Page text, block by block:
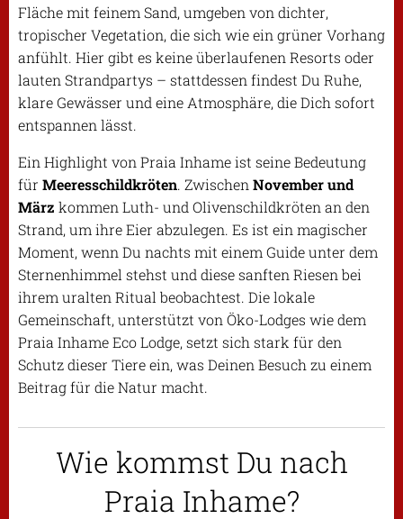
Fläche mit feinem Sand, umgeben von dichter,
tropischer Vegetation, die sich wie ein grüner Vorhang
anfühlt. Hier gibt es keine überlaufenen Resorts oder
lauten Strandpartys – stattdessen findest Du Ruhe,
klare Gewässer und eine Atmosphäre, die Dich sofort
entspannen lässt.
Ein Highlight von Praia Inhame ist seine Bedeutung
für Meeresschildkröten. Zwischen November und
März kommen Luth- und Olivenschildkröten an den
Strand, um ihre Eier abzulegen. Es ist ein magischer
Moment, wenn Du nachts mit einem Guide unter dem
Sternenhimmel stehst und diese sanften Riesen bei
ihrem uralten Ritual beobachtest. Die lokale
Gemeinschaft, unterstützt von Öko-Lodges wie dem
Praia Inhame Eco Lodge, setzt sich stark für den
Schutz dieser Tiere ein, was Deinen Besuch zu einem
Beitrag für die Natur macht.
Wie kommst Du nach
Praia Inhame?